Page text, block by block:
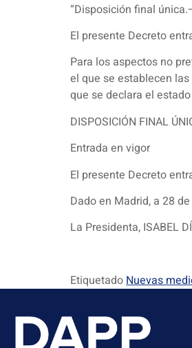
“Disposición final
El presente Decreto
Para los aspectos no
el que se establecen
que se declara el
DISPOSICIÓN FINAL
Entrada en vigor
El presente Decreto
Dado en Madrid, a 28
La Presidenta, ISABEL
EtiquetadoNuevas